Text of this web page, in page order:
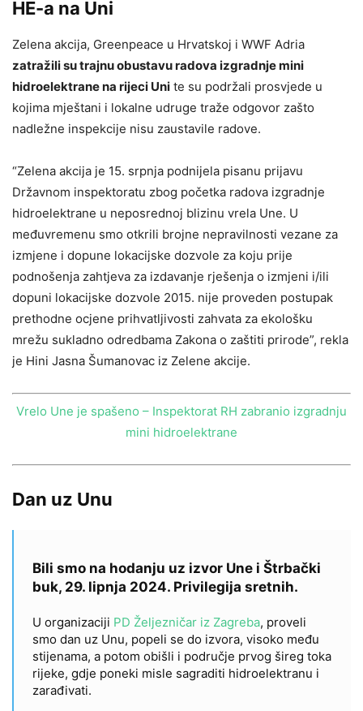
HE-a na Uni
Zelena akcija, Greenpeace u Hrvatskoj i WWF Adria
zatražili su trajnu obustavu radova izgradnje mini
hidroelektrane na rijeci Uni te su podržali prosvjede u
kojima mještani i lokalne udruge traže odgovor zašto
nadležne inspekcije nisu zaustavile radove.
“Zelena akcija je 15. srpnja podnijela pisanu prijavu
Državnom inspektoratu zbog početka radova izgradnje
hidroelektrane u neposrednoj blizinu vrela Une. U
međuvremenu smo otkrili brojne nepravilnosti vezane za
izmjene i dopune lokacijske dozvole za koju prije
podnošenja zahtjeva za izdavanje rješenja o izmjeni i/ili
dopuni lokacijske dozvole 2015. nije proveden postupak
prethodne ocjene prihvatljivosti zahvata za ekološku
mrežu sukladno odredbama Zakona o zaštiti prirode”, rekla
je Hini Jasna Šumanovac iz Zelene akcije.
Vrelo Une je spašeno – Inspektorat RH zabranio izgradnju
mini hidroelektrane
Dan uz Unu
Bili smo na hodanju uz izvor Une i Štrbački
buk, 29. lipnja 2024. Privilegija sretnih.
U organizaciji PD Željezničar iz Zagreba, proveli
smo dan uz Unu, popeli se do izvora, visoko među
stijenama, a potom obišli i područje prvog šireg toka
rijeke, gdje poneki misle sagraditi hidroelektranu i
zarađivati.